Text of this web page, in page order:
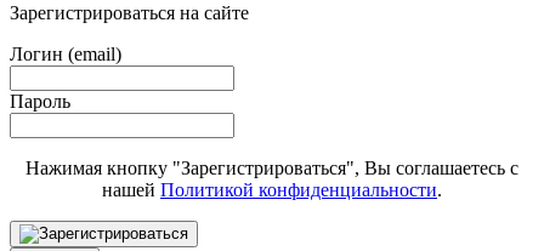
Зарегистрироваться на сайте
Логин (email)
Пароль
Нажимая кнопку "Зарегистрироваться", Вы соглашаетесь с
нашей Политикой конфиденциальности.